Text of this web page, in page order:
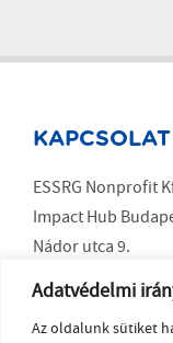
Adatvédelmi
Az oldalunk sütiket
KAPCSOLAT
ESSRG Nonprofit
Impact Hub
Nádor utca 9.
Budapest 1051